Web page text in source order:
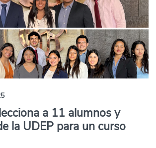
a 11 alumnos y
la UDEP para un curso